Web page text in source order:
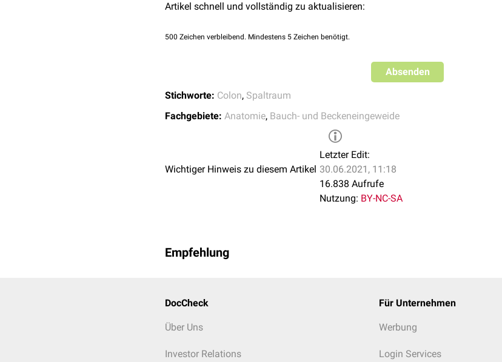
Artikel schnell und vollständig zu aktualisieren:
500 Zeichen verbleibend. Mindestens 5 Zeichen benötigt.
Absenden
Stichworte: Colon, Spaltraum
Fachgebiete: Anatomie, Bauch- und Beckeneingeweide
Wichtiger Hinweis zu diesem Artikel
Letzter Edit:
30.06.2021, 11:18
16.838 Aufrufe
Nutzung: BY-NC-SA
Empfehlung
DocCheck
Über Uns
Investor Relations
Für Unternehmen
Werbung
Login Services